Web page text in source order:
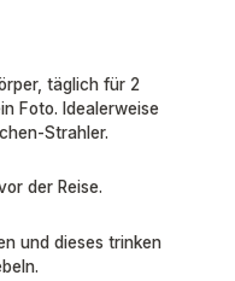
täglich für 2
Foto. Idealerweise
Strahler.
der Reise.
und dieses trinken